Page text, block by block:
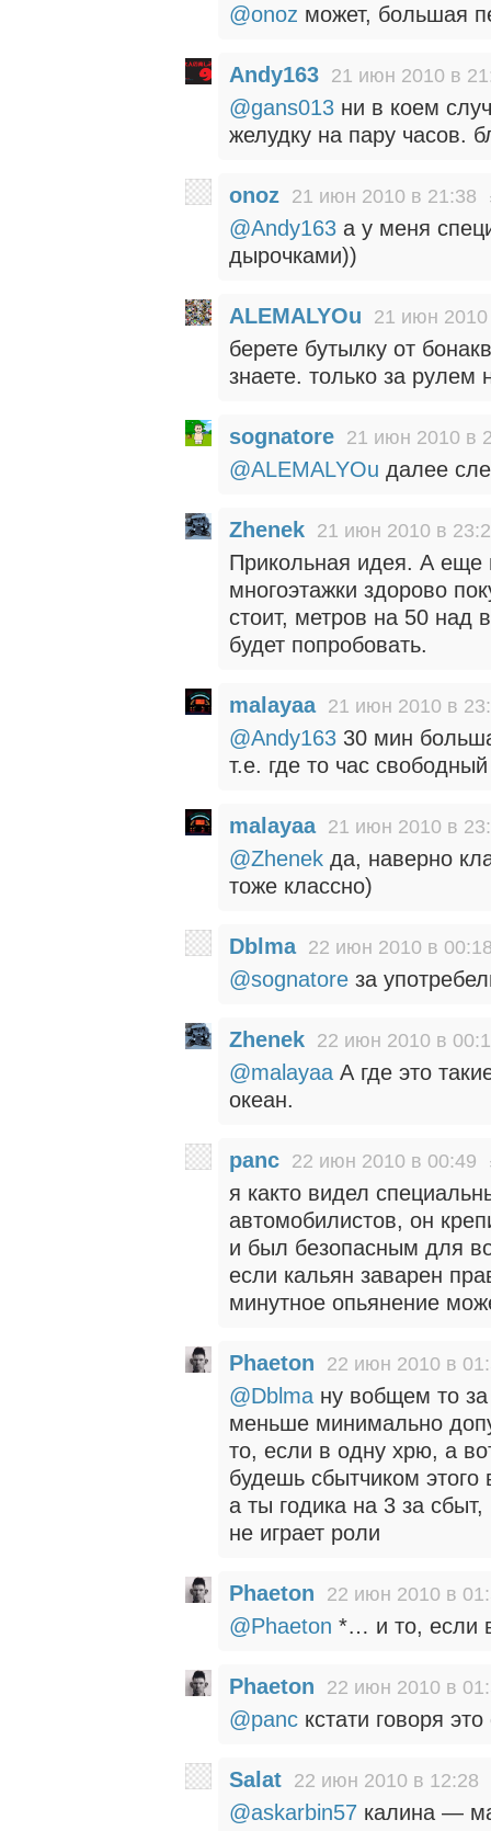
@onoz может, большая
Andy163 21 июн 2010 в
@gans013 ни в коем
желудку на пару часов.
onoz 21 июн 2010 в 21:38
@Andy163 а у меня
дырочками))
ALEMALYOu 21 июн
берете бутылку от
знаете. только за рулем
sognatore 21 июн 2010 в
@ALEMALYOu далее
Zhenek 21 июн 2010 в
Прикольная идея. А
многоэтажки здорово
стоит, метров на 50 над
будет попробовать.
malayaa 21 июн 2010 в
@Andy163 30 мин
т.е. где то час свободный
malayaa 21 июн 2010 в
@Zhenek да, наверно
тоже классно)
Dblma 22 июн 2010 в
@sognatore за
Zhenek 22 июн 2010 в
@malayaa А где это
океан.
panc 22 июн 2010 в 00:49
я както видел
автомобилистов, он
и был безопасным для
если кальян заварен
минутное опьянение
Phaeton 22 июн 2010 в
@Dblma ну вобщем то
меньше минимально
то, если в одну хрю, а
будешь сбытчиком
а ты годика на 3 за
не играет роли
Phaeton 22 июн 2010 в
@Phaeton *… и то, если
Phaeton 22 июн 2010 в
@panc кстати говоря
Salat 22 июн 2010 в 12:28
@askarbin57 калина —